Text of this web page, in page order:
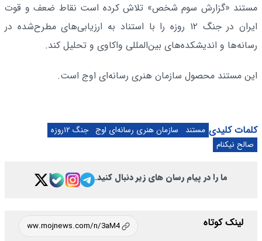
مستند «گزارش سوم شخص» تلاش کرده است نقاط ضعف و قوت
ایران در جنگ ۱۲ روزه را با استناد به ارزیابی‌های مطرح‌شده در
رسانه‌ها و اندیشکده‌های بین‌المللی واکاوی و تحلیل کند.
این مستند محصول سازمان هنری رسانه‌ای اوج است.
کلمات کلیدی مستند سازمان هنری رسانه‌ای اوج جنگ ۱۲روزه
صالح نیکنام
ما را در پیام رسان های زیر دنبال کنید.
لینک کوتاه